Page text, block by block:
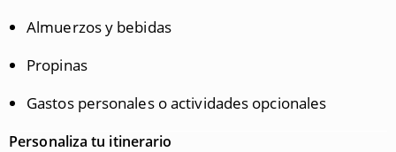
Almuerzos y bebidas
Propinas
Gastos personales o actividades opcionales
Personaliza tu itinerario